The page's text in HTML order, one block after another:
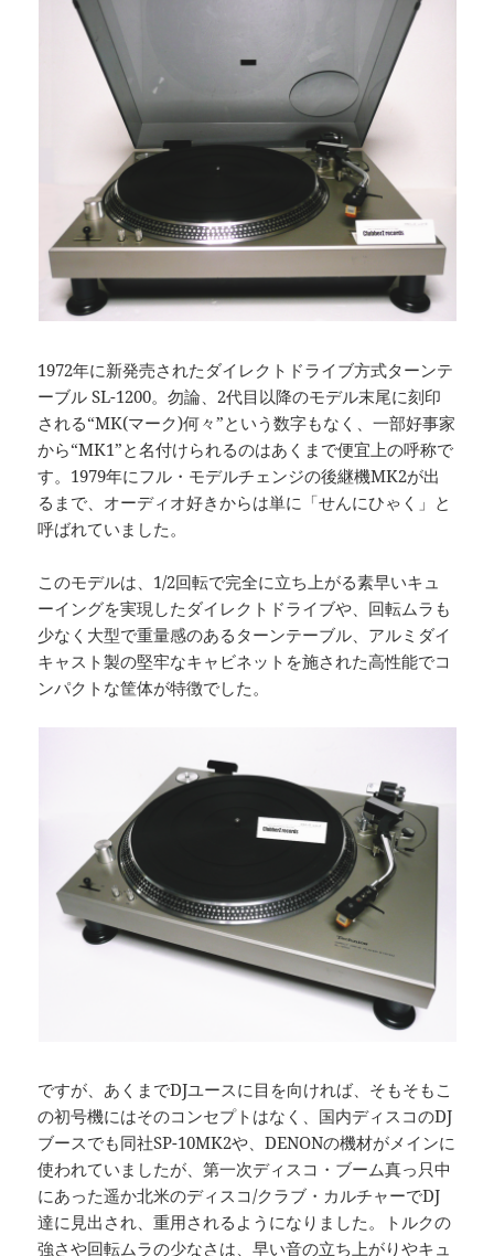
1972年に新発売されたダイレクトドライブ方式ターンテ
ーブル SL-1200。勿論、2代目以降のモデル末尾に刻印
される“MK(マーク)何々”という数字もなく、一部好事家
から“MK1”と名付けられるのはあくまで便宜上の呼称で
す。1979年にフル・モデルチェンジの後継機MK2が出
るまで、オーディオ好きからは単に「せんにひゃく」と
呼ばれていました。
このモデルは、1/2回転で完全に立ち上がる素早いキュ
ーイングを実現したダイレクトドライブや、回転ムラも
少なく大型で重量感のあるターンテーブル、アルミダイ
キャスト製の堅牢なキャビネットを施された高性能でコ
ンパクトな筐体が特徴でした。
ですが、あくまでDJユースに目を向ければ、そもそもこ
の初号機にはそのコンセプトはなく、国内ディスコのDJ
ブースでも同社SP-10MK2や、DENONの機材がメインに
使われていましたが、第一次ディスコ・ブーム真っ只中
にあった遥か北米のディスコ/クラブ・カルチャーでDJ
達に見出され、重用されるようになりました。トルクの
強さや回転ムラの少なさは、早い音の立ち上がりやキュ